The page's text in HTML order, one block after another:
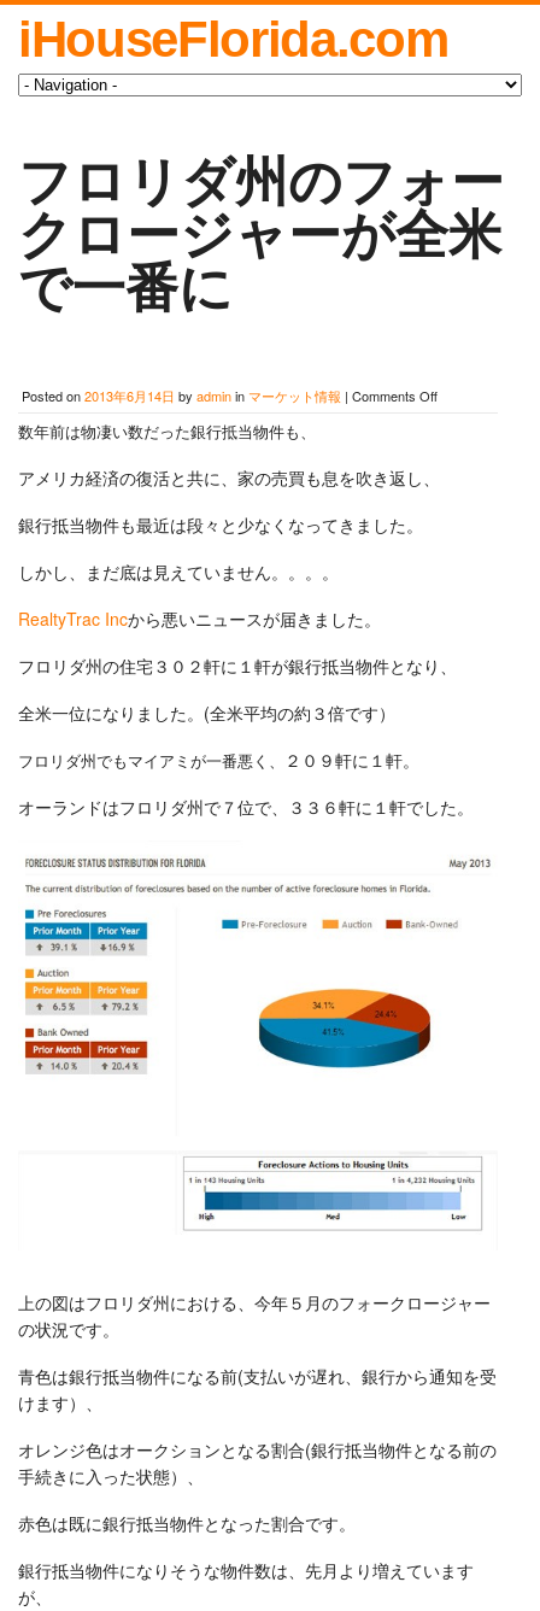
iHouseFlorida.com
フロリダ州のフォー
クロージャーが全米
で一番に
Posted on2013年6月14日 by admininマーケット情報 | Comments Offon
番
に
数年前は物凄い数だった銀行抵当物件も、
アメリカ経済の復活と共に、家の売買も息を吹き返し、
銀行抵当物件も最近は段々と少なくなってきました。
しかし、まだ底は見えていません。。。。
RealtyTrac Incから悪いニュースが届きました。
フロリダ州の住宅３０２軒に１軒が銀行抵当物件となり、
全米一位になりました。(全米平均の約３倍です）
フロリダ州でもマイアミが一番悪く、
２０９軒に１軒。
オーランドはフロリダ州で７位で、３３６軒に１軒でした。
上の図はフロリダ州における、今年５月のフォークロージャー
の状況です。
青色は銀行抵当物件になる前(支払いが遅れ、銀行から通知を受
けます）、
オレンジ色はオークションとなる割合(銀行抵当物件となる前の
手続きに入った状態）、
赤色は既に銀行抵当物件となった割合です。
銀行抵当物件になりそうな物件数は、先月より増えています
が、